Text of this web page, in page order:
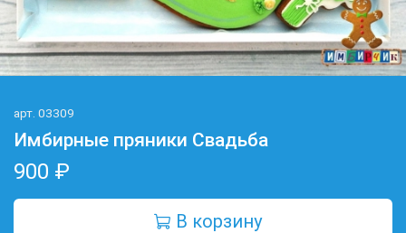
арт. 03309
Имбирные пряники Свадьба
900 ₽
В корзину